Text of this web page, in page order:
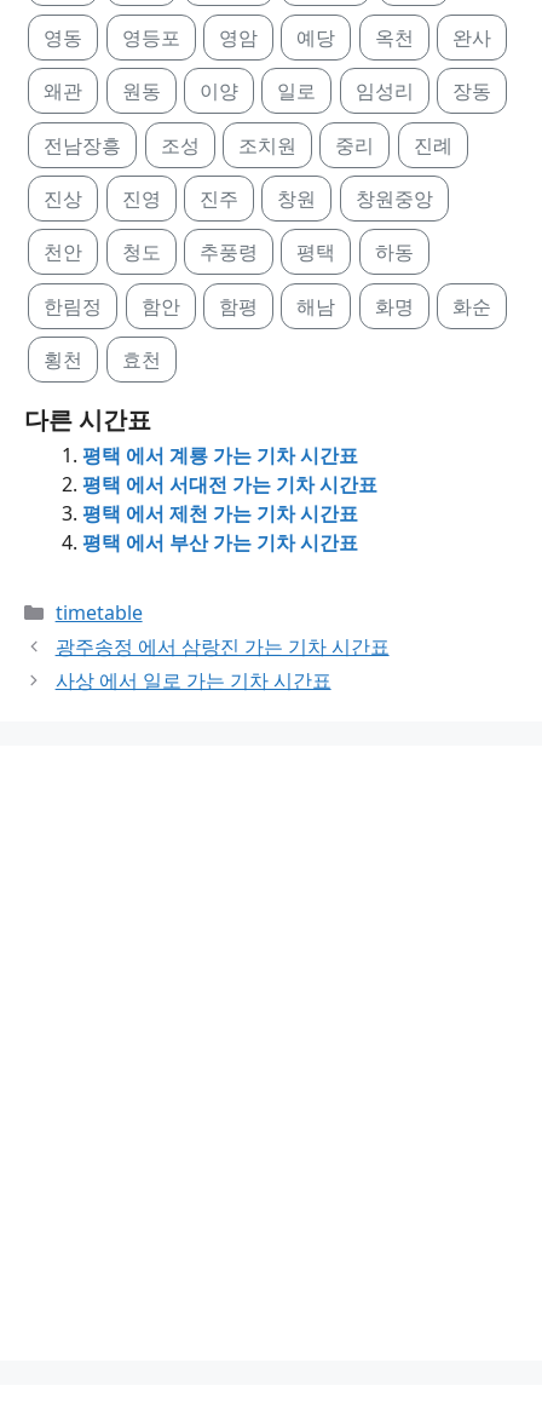
영동 영등포 영암 예당 옥천 완사
왜관 원동 이양 일로 임성리 장동
전남장흥 조성 조치원 중리 진례
진상 진영 진주 창원 창원중앙
천안 청도 추풍령 평택 하동
한림정 함안 함평 해남 화명 화순
횡천 효천
다른 시간표
평택 에서 계룡 가는 기차 시간표
평택 에서 서대전 가는 기차 시간표
평택 에서 제천 가는 기차 시간표
평택 에서 부산 가는 기차 시간표
Categories
timetable
광주송정 에서 삼랑진 가는 기차 시간표
사상 에서 일로 가는 기차 시간표